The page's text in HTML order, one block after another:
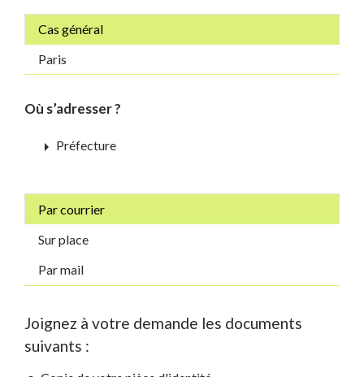
Cas général
Paris
Où s’adresser ?
arrow_right Préfecture
Par courrier
Sur place
Par mail
Joignez à votre demande les documents
suivants :